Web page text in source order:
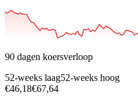
90 dagen koersverloop
52-weeks laag52-weeks hoog
€46,18€67,64